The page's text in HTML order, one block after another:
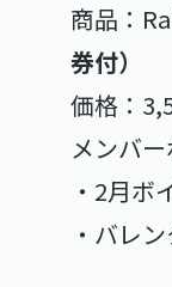
商品：
券付）
価格：
メンバ
・2月ボ
・バレ